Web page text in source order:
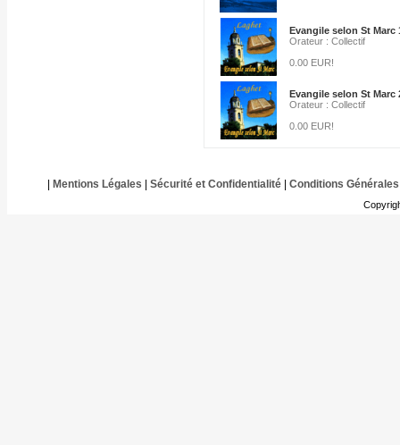
Evangile selon St Marc
Orateur : Collectif
0.00 EUR!
Evangile selon St Marc
Orateur : Collectif
0.00 EUR!
Mentions Légales Sécurité et Confidentialité| Conditions Générales